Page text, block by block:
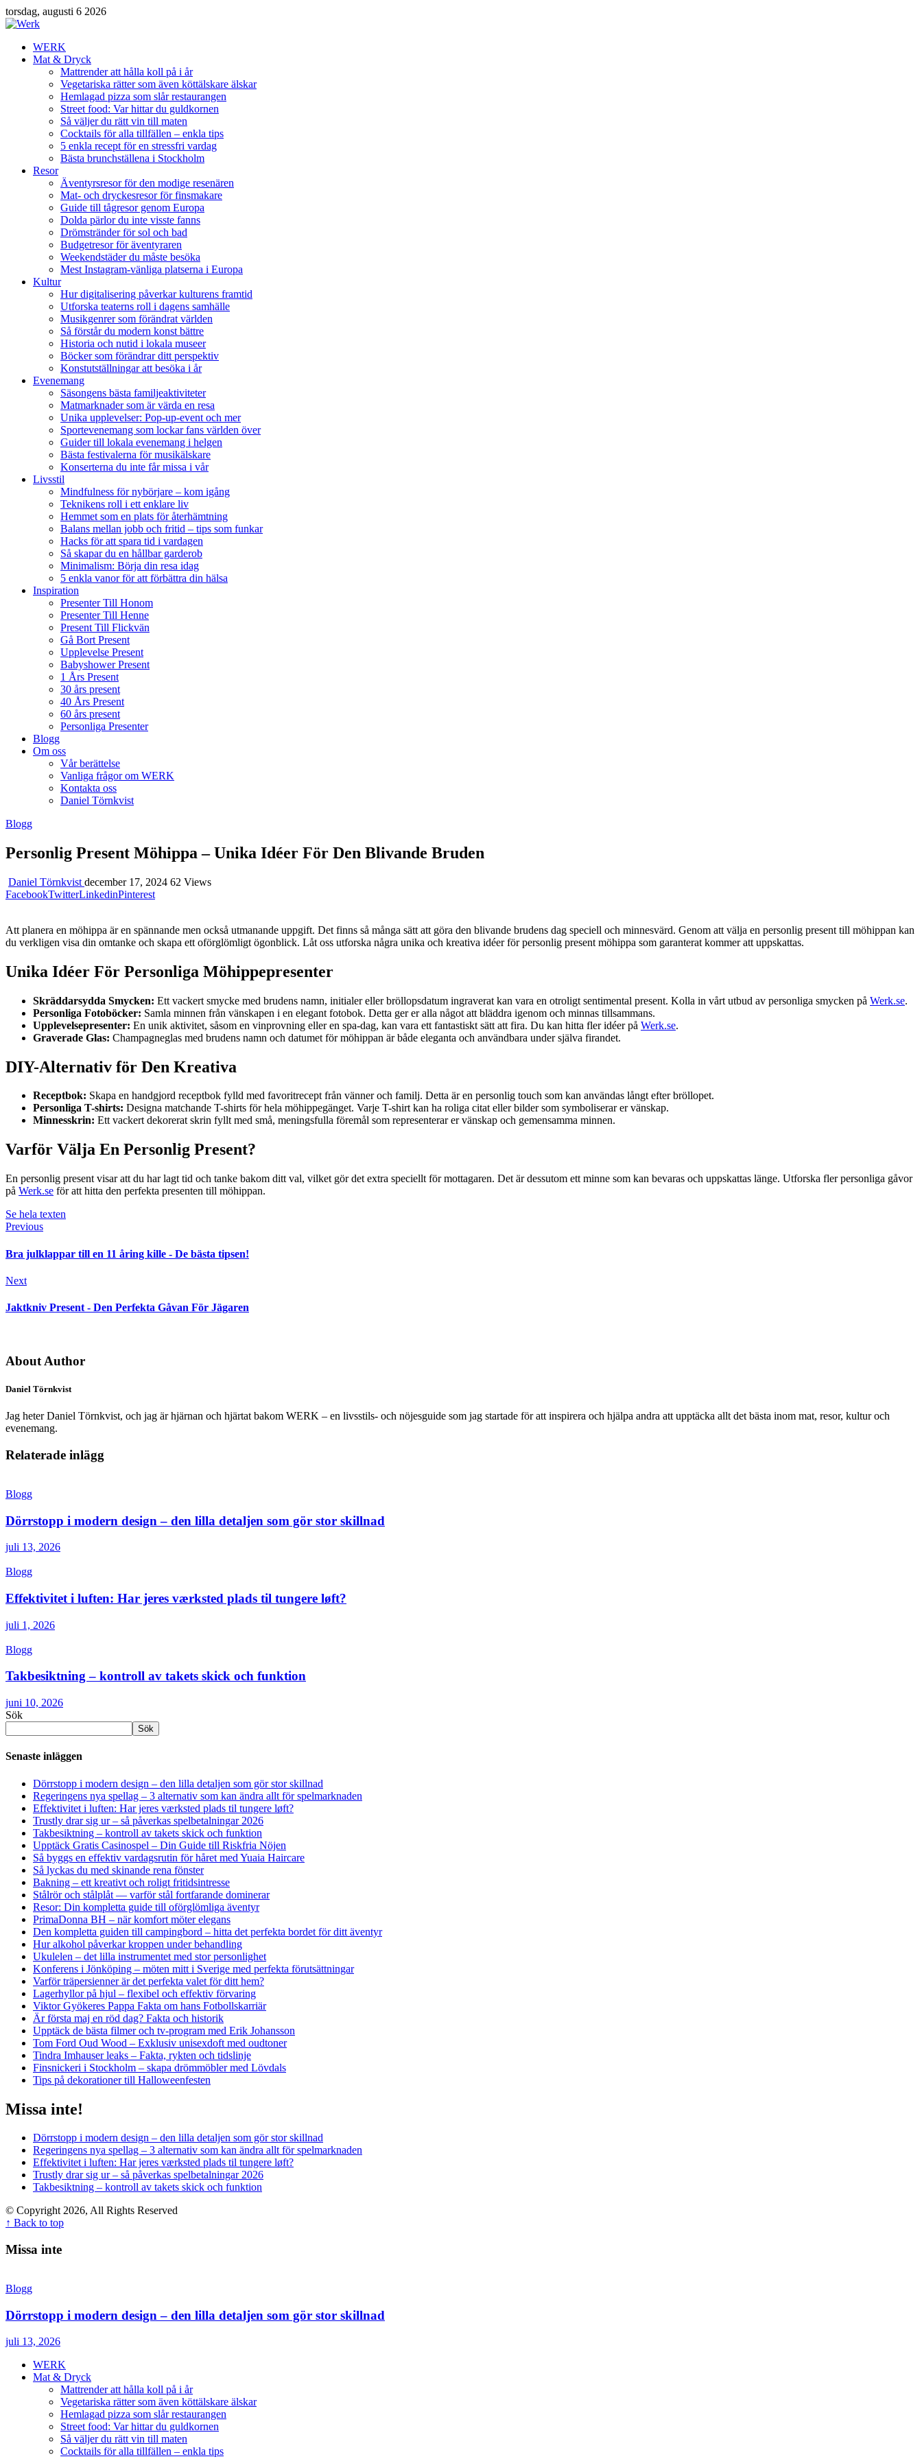
torsdag, augusti 6 2026
WERK
Mat & Dryck
Mattrender att hålla koll på i år
Vegetariska rätter som även köttälskare älskar
Hemlagad pizza som slår restaurangen
Street food: Var hittar du guldkornen
Så väljer du rätt vin till maten
Cocktails för alla tillfällen – enkla tips
5 enkla recept för en stressfri vardag
Bästa brunchställena i Stockholm
Resor
Äventyrsresor för den modige resenären
Mat- och dryckesresor för finsmakare
Guide till tågresor genom Europa
Dolda pärlor du inte visste fanns
Drömstränder för sol och bad
Budgetresor för äventyraren
Weekendstäder du måste besöka
Mest Instagram-vänliga platserna i Europa
Kultur
Hur digitalisering påverkar kulturens framtid
Utforska teaterns roll i dagens samhälle
Musikgenrer som förändrat världen
Så förstår du modern konst bättre
Historia och nutid i lokala museer
Böcker som förändrar ditt perspektiv
Konstutställningar att besöka i år
Evenemang
Säsongens bästa familjeaktiviteter
Matmarknader som är värda en resa
Unika upplevelser: Pop-up-event och mer
Sportevenemang som lockar fans världen över
Guider till lokala evenemang i helgen
Bästa festivalerna för musikälskare
Konserterna du inte får missa i vår
Livsstil
Mindfulness för nybörjare – kom igång
Teknikens roll i ett enklare liv
Hemmet som en plats för återhämtning
Balans mellan jobb och fritid – tips som funkar
Hacks för att spara tid i vardagen
Så skapar du en hållbar garderob
Minimalism: Börja din resa idag
5 enkla vanor för att förbättra din hälsa
Inspiration
Presenter Till Honom
Presenter Till Henne
Present Till Flickvän
Gå Bort Present
Upplevelse Present
Babyshower Present
1 Års Present
30 års present
40 Års Present
60 års present
Personliga Presenter
Blogg
Om oss
Vår berättelse
Vanliga frågor om WERK
Kontakta oss
Daniel Törnkvist
Blogg
Personlig Present Möhippa – Unika Idéer För Den Blivande Bruden
Daniel Törnkvist december 17, 2024 62 Views
FacebookTwitterLinkedinPinterest
Att planera en möhippa är en spännande men också utmanande uppgift. Det finns så många sätt att göra den blivande brudens dag speciell och minnesvärd. Genom att välja en personlig present till möhippan kan
du verkligen visa din omtanke och skapa ett oförglömligt ögonblick. Låt oss utforska några unika och kreativa idéer för personlig present möhippa som garanterat kommer att uppskattas.
Unika Idéer För Personliga Möhippepresenter
Skräddarsydda Smycken: Ett vackert smycke med brudens namn, initialer eller bröllopsdatum ingraverat kan vara en otroligt sentimental present. Kolla in vårt utbud av personliga smycken på Werk.se.
Personliga Fotoböcker: Samla minnen från vänskapen i en elegant fotobok. Detta ger er alla något att bläddra igenom och minnas tillsammans.
Upplevelsepresenter: En unik aktivitet, såsom en vinprovning eller en spa-dag, kan vara ett fantastiskt sätt att fira. Du kan hitta fler idéer på Werk.se.
Graverade Glas: Champagneglas med brudens namn och datumet för möhippan är både eleganta och användbara under själva firandet.
DIY-Alternativ för Den Kreativa
Receptbok: Skapa en handgjord receptbok fylld med favoritrecept från vänner och familj. Detta är en personlig touch som kan användas långt efter bröllopet.
Personliga T-shirts: Designa matchande T-shirts för hela möhippegänget. Varje T-shirt kan ha roliga citat eller bilder som symboliserar er vänskap.
Minnesskrin: Ett vackert dekorerat skrin fyllt med små, meningsfulla föremål som representerar er vänskap och gemensamma minnen.
Varför Välja En Personlig Present?
En personlig present visar att du har lagt tid och tanke bakom ditt val, vilket gör det extra speciellt för mottagaren. Det är dessutom ett minne som kan bevaras och uppskattas länge. Utforska fler personliga gåvor
på Werk.se för att hitta den perfekta presenten till möhippan.
Se hela texten
Previous
Bra julklappar till en 11 åring kille - De bästa tipsen!
Next
Jaktkniv Present - Den Perfekta Gåvan För Jägaren
About Author
Daniel Törnkvist
Jag heter Daniel Törnkvist, och jag är hjärnan och hjärtat bakom WERK – en livsstils- och nöjesguide som jag startade för att inspirera och hjälpa andra att upptäcka allt det bästa inom mat, resor, kultur och
evenemang.
Relaterade inlägg
Blogg
Dörrstopp i modern design – den lilla detaljen som gör stor skillnad
juli 13, 2026
Blogg
Effektivitet i luften: Har jeres værksted plads til tungere løft?
juli 1, 2026
Blogg
Takbesiktning – kontroll av takets skick och funktion
juni 10, 2026
Sök
Sök
Senaste inläggen
Dörrstopp i modern design – den lilla detaljen som gör stor skillnad
Regeringens nya spellag – 3 alternativ som kan ändra allt för spelmarknaden
Effektivitet i luften: Har jeres værksted plads til tungere løft?
Trustly drar sig ur – så påverkas spelbetalningar 2026
Takbesiktning – kontroll av takets skick och funktion
Upptäck Gratis Casinospel – Din Guide till Riskfria Nöjen
Så byggs en effektiv vardagsrutin för håret med Yuaia Haircare
Så lyckas du med skinande rena fönster
Bakning – ett kreativt och roligt fritidsintresse
Stålrör och stålplåt — varför stål fortfarande dominerar
Resor: Din kompletta guide till oförglömliga äventyr
PrimaDonna BH – när komfort möter elegans
Den kompletta guiden till campingbord – hitta det perfekta bordet för ditt äventyr
Hur alkohol påverkar kroppen under behandling
Ukulelen – det lilla instrumentet med stor personlighet
Konferens i Jönköping – möten mitt i Sverige med perfekta förutsättningar
Varför träpersienner är det perfekta valet för ditt hem?
Lagerhyllor på hjul – flexibel och effektiv förvaring
Viktor Gyökeres Pappa Fakta om hans Fotbollskarriär
Är första maj en röd dag? Fakta och historik
Upptäck de bästa filmer och tv-program med Erik Johansson
Tom Ford Oud Wood – Exklusiv unisexdoft med oudtoner
Tindra Imhauser leaks – Fakta, rykten och tidslinje
Finsnickeri i Stockholm – skapa drömmöbler med Lövdals
Tips på dekorationer till Halloweenfesten
Missa inte!
Dörrstopp i modern design – den lilla detaljen som gör stor skillnad
Regeringens nya spellag – 3 alternativ som kan ändra allt för spelmarknaden
Effektivitet i luften: Har jeres værksted plads til tungere løft?
Trustly drar sig ur – så påverkas spelbetalningar 2026
Takbesiktning – kontroll av takets skick och funktion
© Copyright 2026, All Rights Reserved
↑ Back to top
Missa inte
Blogg
Dörrstopp i modern design – den lilla detaljen som gör stor skillnad
juli 13, 2026
WERK
Mat & Dryck
Mattrender att hålla koll på i år
Vegetariska rätter som även köttälskare älskar
Hemlagad pizza som slår restaurangen
Street food: Var hittar du guldkornen
Så väljer du rätt vin till maten
Cocktails för alla tillfällen – enkla tips